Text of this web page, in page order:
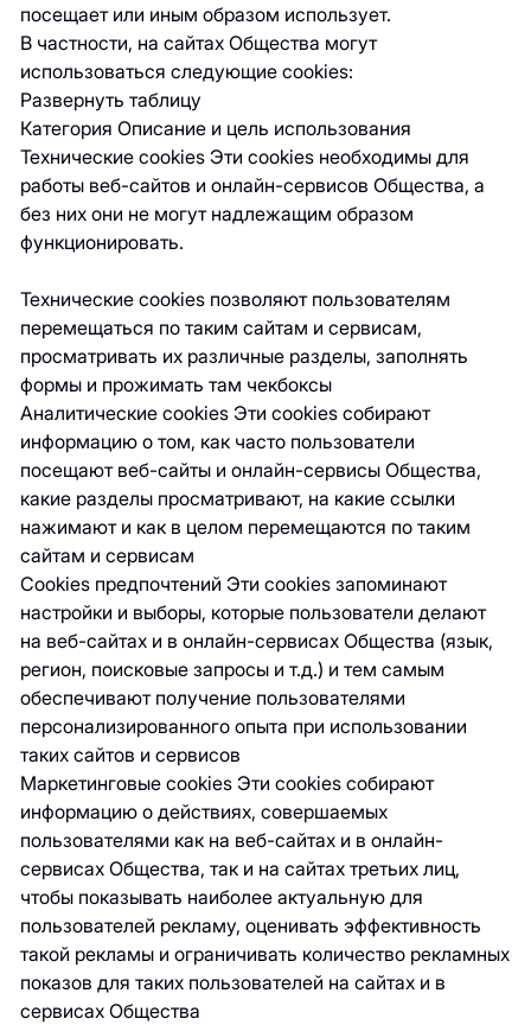
посещает или иным образом использует.
В частности, на сайтах Общества могут
использоваться следующие cookies:
Развернуть таблицу
Категория Описание и цель использования
Технические cookies Эти cookies необходимы для
работы веб-сайтов и онлайн-сервисов Общества, а
без них они не могут надлежащим образом
функционировать.
Технические cookies позволяют пользователям
перемещаться по таким сайтам и сервисам,
просматривать их различные разделы, заполнять
формы и прожимать там чекбоксы
Аналитические cookies Эти cookies собирают
информацию о том, как часто пользователи
посещают веб-сайты и онлайн-сервисы Общества,
какие разделы просматривают, на какие ссылки
нажимают и как в целом перемещаются по таким
сайтам и сервисам
Cookies предпочтений Эти cookies запоминают
настройки и выборы, которые пользователи делают
на веб-сайтах и в онлайн-сервисах Общества (язык,
регион, поисковые запросы и т.д.) и тем самым
обеспечивают получение пользователями
персонализированного опыта при использовании
таких сайтов и сервисов
Маркетинговые cookies Эти cookies собирают
информацию о действиях, совершаемых
пользователями как на веб-сайтах и в онлайн-
сервисах Общества, так и на сайтах третьих лиц,
чтобы показывать наиболее актуальную для
пользователей рекламу, оценивать эффективность
такой рекламы и ограничивать количество рекламных
показов для таких пользователей на сайтах и в
сервисах Общества